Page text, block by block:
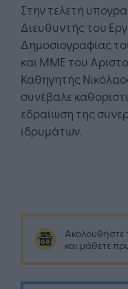
Στην τελετή
Διευθυντής του
Δημοσιογραφίας
και ΜΜΕ του
Καθηγητής
συνέβαλε
εδραίωση της
ιδρυμάτων.
Ακολουθήστε
και μάθετε